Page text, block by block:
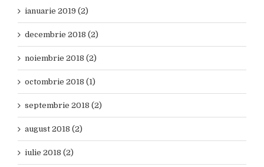
ianuarie 2019 (2)
decembrie 2018 (2)
noiembrie 2018 (2)
octombrie 2018 (1)
septembrie 2018 (2)
august 2018 (2)
iulie 2018 (2)